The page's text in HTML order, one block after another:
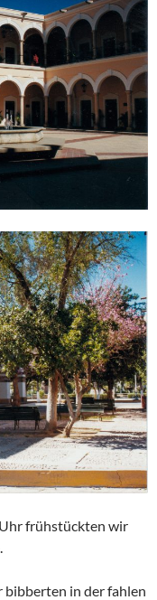
frühstückten wir
bibberten in der fahlen